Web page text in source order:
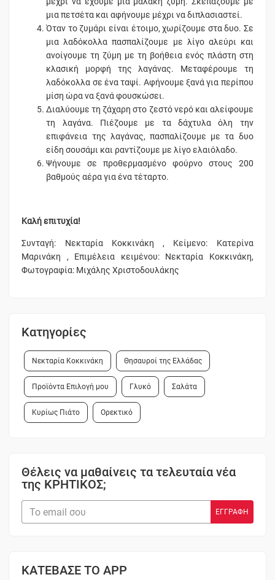
μια πετσέτα και αφήνουμε μέχρι να διπλασιαστεί.
Όταν το ζυμάρι είναι έτοιμο, χωρίζουμε στα δυο. Σε
μια λαδόκολλα πασπαλίζουμε με λίγο αλεύρι και
ανοίγουμε τη ζύμη με τη βοήθεια ενός πλάστη στη
κλασική μορφή της λαγάνας. Μεταφέρουμε τη
λαδόκολλα σε ένα ταψί. Αφήνουμε ξανά για περίπου
μίση ώρα να ξανά φουσκώσει.
Διαλύουμε τη ζάχαρη στο ζεστό νερό και αλείφουμε
τη λαγάνα. Πιέζουμε με τα δάχτυλα όλη την
επιφάνεια της λαγάνας, πασπαλίζουμε με τα δυο
είδη σουσάμι και ραντίζουμε με λίγο ελαιόλαδο.
Ψήνουμε σε προθερμασμένο φούρνο στους 200
βαθμούς αέρα για ένα τέταρτο.
Καλή επιτυχία!
Συνταγή: Νεκταρία Κοκκινάκη , Κείμενο: Κατερίνα
Μαρινάκη , Επιμέλεια κειμένου: Νεκταρία Κοκκινάκη,
Φωτογραφία: Μιχάλης Χριστοδουλάκης
Κατηγορίες
Νεκταρία Κοκκινάκη Θησαυροί της Ελλάδας
Προϊόντα Επιλογή μου Γλυκό Σαλάτα
Κυρίως Πιάτο Ορεκτικό
Θέλεις να μαθαίνεις τα τελευταία νέα
της ΚΡΗΤΙΚΟΣ;
ΚΑΤΕΒΑΣΕ ΤΟ APP